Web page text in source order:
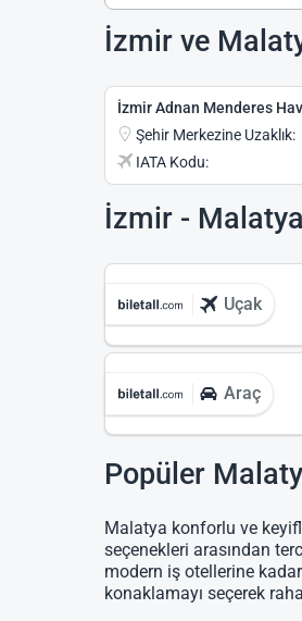
İzmir ve
İzmir Adnan Menderes
Şehir Merkezine Uzaklık:
IATA Kodu:
İzmir -
Uçak
Araç
Popüler
Malatya konforlu ve
seçenekleri arasından
modern iş otellerine
konaklamayı seçerek